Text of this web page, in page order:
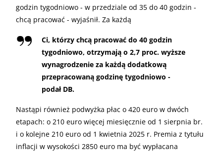
godzin tygodniowo - w przedziale od 35 do 40 godzin -
chcą pracować - wyjaśnił. Za każdą
Ci, którzy chcą pracować do 40 godzin
tygodniowo, otrzymają o 2,7 proc. wyższe
wynagrodzenie za każdą dodatkową
przepracowaną godzinę tygodniowo -
podał DB.
Nastąpi również podwyżka płac o 420 euro w dwóch
etapach: o 210 euro więcej miesięcznie od 1 sierpnia br.
i o kolejne 210 euro od 1 kwietnia 2025 r. Premia z tytułu
inflacji w wysokości 2850 euro ma być wypłacana